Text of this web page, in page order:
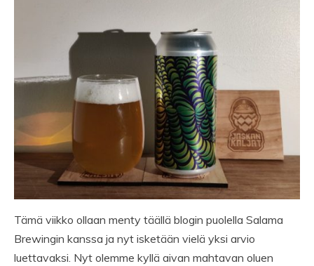
Tämä viikko ollaan menty täällä blogin puolella Salama
Brewingin kanssa ja nyt isketään vielä yksi arvio
luettavaksi. Nyt olemme kyllä aivan mahtavan oluen